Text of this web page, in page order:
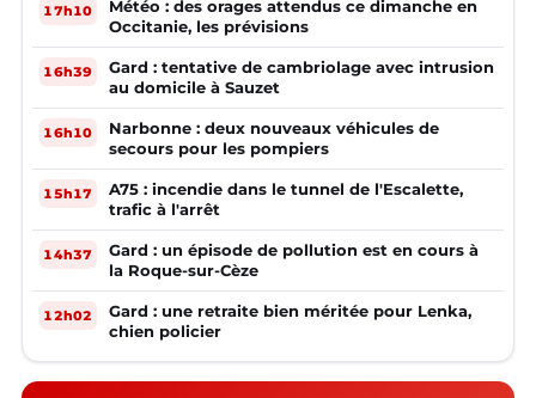
17h10
Météo : des orages attendus ce dimanche en
Occitanie, les prévisions
16h39
Gard : tentative de cambriolage avec intrusion
au domicile à Sauzet
16h10
Narbonne : deux nouveaux véhicules de
secours pour les pompiers
15h17
A75 : incendie dans le tunnel de l'Escalette,
trafic à l'arrêt
14h37
Gard : un épisode de pollution est en cours à
la Roque-sur-Cèze
12h02
Gard : une retraite bien méritée pour Lenka,
chien policier